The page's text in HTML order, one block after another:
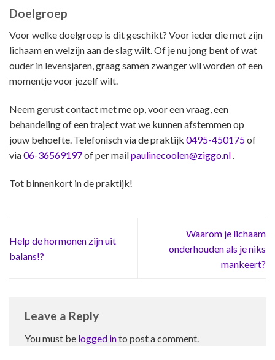
Doelgroep
Voor welke doelgroep is dit geschikt? Voor ieder die met zijn
lichaam en welzijn aan de slag wilt. Of je nu jong bent of wat
ouder in levensjaren, graag samen zwanger wil worden of een
momentje voor jezelf wilt.
Neem gerust contact met me op, voor een vraag, een
behandeling of een traject wat we kunnen afstemmen op
jouw behoefte. Telefonisch via de praktijk 0495-450175of
via06-36569197of per mailpaulinecoolen@ziggo.nl
Tot binnenkort in de praktijk!
Help de hormonen zijn uit
balans!?
Waarom je lichaam
onderhouden als je niks
mankeert?
Leave a Reply
You must be logged into post a comment.